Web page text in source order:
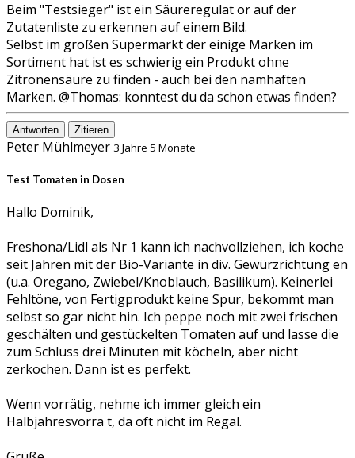
Beim "Testsieger" ist ein Säureregulat or auf der
Zutatenliste zu erkennen auf einem Bild.
Selbst im großen Supermarkt der einige Marken im
Sortiment hat ist es schwierig ein Produkt ohne
Zitronensäure zu finden - auch bei den namhaften
Marken. @Thomas: konntest du da schon etwas finden?
Antworten Zitieren
Peter Mühlmeyer 3 Jahre 5 Monate
Test Tomaten in Dosen
Hallo Dominik,
Freshona/Lidl als Nr 1 kann ich nachvollziehen, ich koche
seit Jahren mit der Bio-Variante in div. Gewürzrichtung en
(u.a. Oregano, Zwiebel/Knoblauch, Basilikum). Keinerlei
Fehltöne, von Fertigprodukt keine Spur, bekommt man
selbst so gar nicht hin. Ich peppe noch mit zwei frischen
geschälten und gestückelten Tomaten auf und lasse die
zum Schluss drei Minuten mit köcheln, aber nicht
zerkochen. Dann ist es perfekt.
Wenn vorrätig, nehme ich immer gleich ein
Halbjahresvorra t, da oft nicht im Regal.